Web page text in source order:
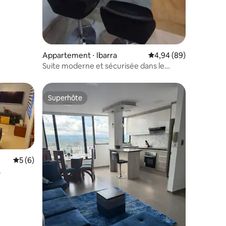
Appartement ⋅ Ibarra Évaluation moyenne
4,94 (89)
Suite moderne et sécurisée dans le
Évaluation moyenne sur la base de 6 commentaires : 5 sur 5
5 (6)
Superhôte
Superhôte